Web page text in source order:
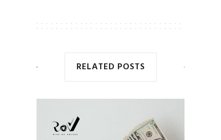
RELATED POSTS